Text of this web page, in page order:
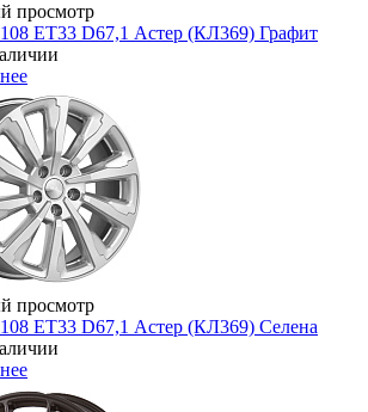
просмотр
ET33 D67,1 Астер (КЛ369) Графит
просмотр
ET33 D67,1 Астер (КЛ369) Селена